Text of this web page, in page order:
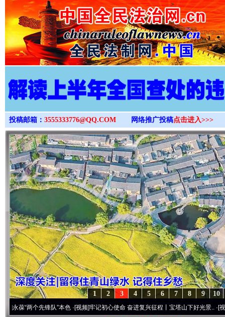
>
投稿邮箱： 3555333776@QQ.COM 网络推广投稿点击进入>>>
10
9
8
7
6
5
4
3
2
1
个先锋队”本色·[视频]牢记初心使命 奋进复兴征程丨宝塔山下好光景..·[视频]因党而